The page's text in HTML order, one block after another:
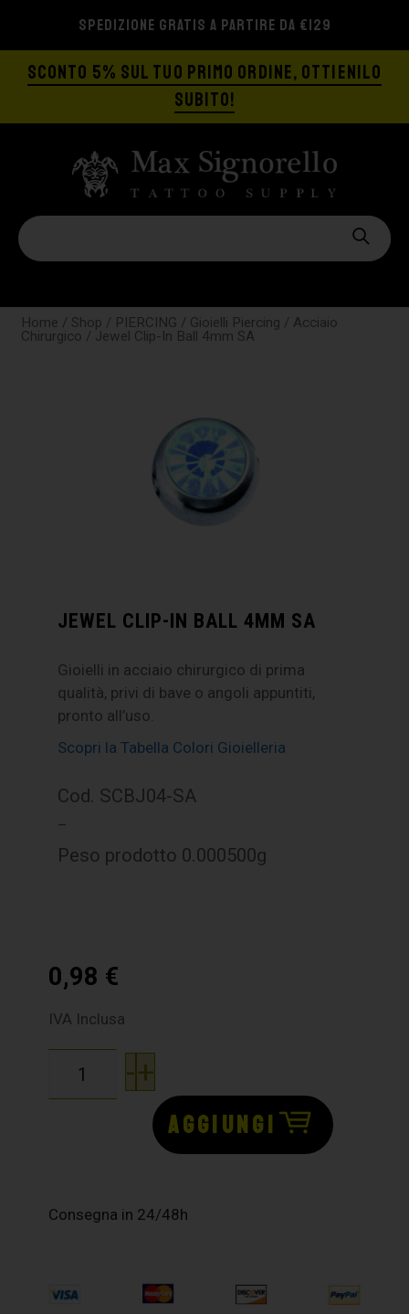
SPEDIZIONE GRATIS A PARTIRE DA €129
SCONTO 5% SUL TUO PRIMO ORDINE, OTTIENILO
SUBITO!
Home / Shop / PIERCING / Gioielli Piercing / Acciaio
Chirurgico / Jewel Clip-In Ball 4mm SA
JEWEL CLIP-IN BALL 4MM SA
Gioielli in acciaio chirurgico di prima
qualità, privi di bave o angoli appuntiti,
pronto all’uso.
Scopri la Tabella Colori Gioielleria
Cod. SCBJ04-SA
–
Peso prodotto 0.000500g
0,98 €
IVA Inclusa
-+
AGGIUNGI
Consegna in 24/48h